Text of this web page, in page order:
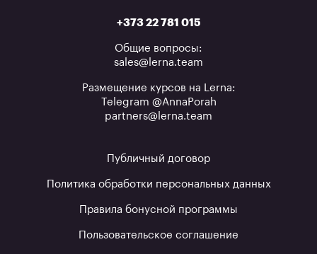
+373 22 781 015
Общие вопросы:
sales@lerna.team
Размещение курсов на Lerna:
Telegram @AnnaPorah
partners@lerna.team
Публичный договор
Политика обработки персональных данных
Правила бонусной программы
Пользовательское соглашение